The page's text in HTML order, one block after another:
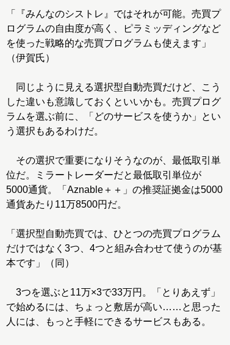
「『みんなのシストレ』ではそれが可能。売買プ
ログラムの自由度が高く、ピラミッディングなど
を使った戦略的な売買プログラムも使えます」
（伊賀氏）
同じように見える選択型自動売買だけど、こう
した違いも意識しておくといいかも。売買プログ
ラムを選ぶ前に、「どのサービスを使うか」とい
う選択もあるわけだ。
その選択で重要になりそうなのが、最低取引単
位だ。ミラートレーダーだと最低取引単位が
5000通貨。「Aznable＋＋」の推奨証拠金は5000
通貨あたり11万8500円だ。
「選択型自動売買では、ひとつの売買プログラム
だけではなく3つ、4つと組み合わせて使うのが基
本です」（同）
3つを選ぶと11万×3で33万円。「とりあえず」
で始めるには、ちょっと敷居が高い……と思った
人には、もっと手軽にできるサービスもある。